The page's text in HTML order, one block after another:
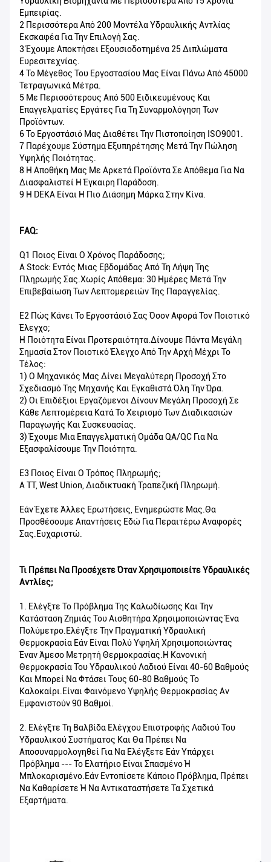
Εμπειρίας.
2 Περισσότερα Από 200 Μοντέλα Υδραυλικής Αντλίας
Εκσκαφέα Για Την Επιλογή Σας.
3 Έχουμε Αποκτήσει Εξουσιοδοτημένα 25 Διπλώματα
Ευρεσιτεχνίας.
4 Το Μέγεθος Του Εργοστασίου Μας Είναι Πάνω Από 45000
Τετραγωνικά Μέτρα.
5 Με Περισσότερους Από 500 Ειδικευμένους Και
Επαγγελματίες Εργάτες Για Τη Συναρμολόγηση Των
Προϊόντων.
6 Το Εργοστάσιό Μας Διαθέτει Την Πιστοποίηση ISO9001.
7 Παρέχουμε Σύστημα Εξυπηρέτησης Μετά Την Πώληση
Υψηλής Ποιότητας.
8 Η Αποθήκη Μας Με Αρκετά Προϊόντα Σε Απόθεμα Για Να
Διασφαλιστεί Η Έγκαιρη Παράδοση.
9 Η DEKA Είναι Η Πιο Διάσημη Μάρκα Στην Κίνα.
FAQ:
Q1 Ποιος Είναι Ο Χρόνος Παράδοσης;
A Stock: Εντός Μιας Εβδομάδας Από Τη Λήψη Της
Πληρωμής Σας.Χωρίς Απόθεμα: 30 Ημέρες Μετά Την
Επιβεβαίωση Των Λεπτομερειών Της Παραγγελίας.
Ε2 Πώς Κάνει Το Εργοστάσιό Σας Όσον Αφορά Τον Ποιοτικό
Έλεγχο;
Η Ποιότητα Είναι Προτεραιότητα.Δίνουμε Πάντα Μεγάλη
Σημασία Στον Ποιοτικό Έλεγχο Από Την Αρχή Μέχρι Το
Τέλος:
1) Ο Μηχανικός Μας Δίνει Μεγαλύτερη Προσοχή Στο
Σχεδιασμό Της Μηχανής Και Εγκαθιστά Όλη Την Ώρα.
2) Οι Επιδέξιοι Εργαζόμενοι Δίνουν Μεγάλη Προσοχή Σε
Κάθε Λεπτομέρεια Κατά Το Χειρισμό Των Διαδικασιών
Παραγωγής Και Συσκευασίας.
3) Έχουμε Μια Επαγγελματική Ομάδα QA/QC Για Να
Εξασφαλίσουμε Την Ποιότητα.
Ε3 Ποιος Είναι Ο Τρόπος Πληρωμής;
A TT, West Union, Διαδικτυακή Τραπεζική Πληρωμή.
Εάν Έχετε Άλλες Ερωτήσεις, Ενημερώστε Μας.Θα
Προσθέσουμε Απαντήσεις Εδώ Για Περαιτέρω Αναφορές
Σας.Ευχαριστώ.
Τι Πρέπει Να Προσέχετε Όταν Χρησιμοποιείτε Υδραυλικές
Αντλίες;
1. Ελέγξτε Το Πρόβλημα Της Καλωδίωσης Και Την
Κατάσταση Ζημιάς Του Αισθητήρα Χρησιμοποιώντας Ένα
Πολύμετρο.Ελέγξτε Την Πραγματική Υδραυλική
Θερμοκρασία Εάν Είναι Πολύ Υψηλή Χρησιμοποιώντας
Έναν Άμεσο Μετρητή Θερμοκρασίας.Η Κανονική
Θερμοκρασία Του Υδραυλικού Λαδιού Είναι 40-60 Βαθμούς
Και Μπορεί Να Φτάσει Τους 60-80 Βαθμούς Το
Καλοκαίρι.Είναι Φαινόμενο Υψηλής Θερμοκρασίας Αν
Εμφανιστούν 90 Βαθμοί.
2. Ελέγξτε Τη Βαλβίδα Ελέγχου Επιστροφής Λαδιού Του
Υδραυλικού Συστήματος Και Θα Πρέπει Να
Αποσυναρμολογηθεί Για Να Ελέγξετε Εάν Υπάρχει
Πρόβλημα --- Το Ελατήριο Είναι Σπασμένο Ή
Μπλοκαρισμένο.Εάν Εντοπίσετε Κάποιο Πρόβλημα, Πρέπει
Να Καθαρίσετε Ή Να Αντικαταστήσετε Τα Σχετικά
Εξαρτήματα.